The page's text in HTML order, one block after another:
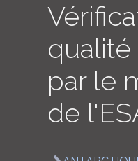
qualité
par le
de